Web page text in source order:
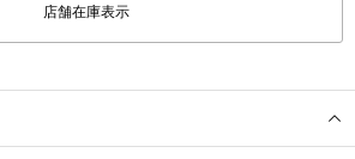
店舗在庫表示